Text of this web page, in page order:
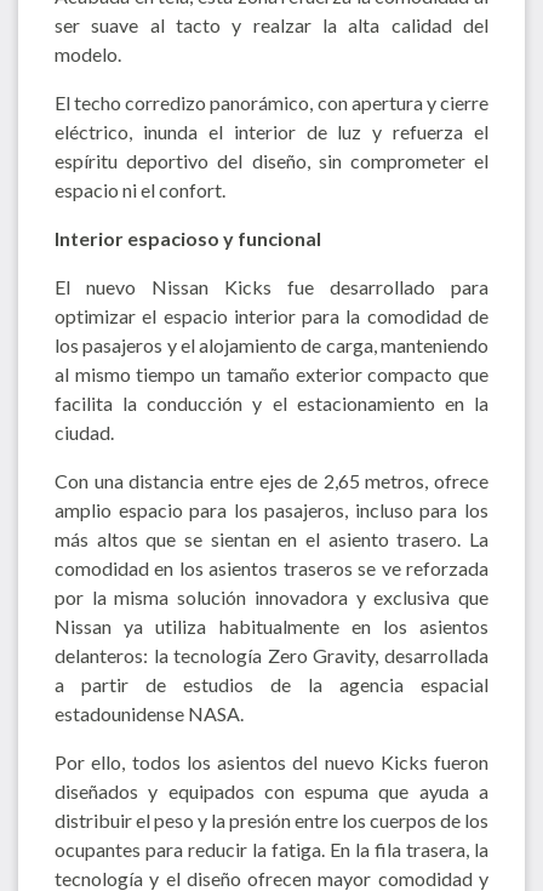
ser suave al tacto y realzar la alta calidad del
modelo.
El techo corredizo panorámico, con apertura y cierre
eléctrico, inunda el interior de luz y refuerza el
espíritu deportivo del diseño, sin comprometer el
espacio ni el confort.
Interior espacioso y funcional
El nuevo Nissan Kicks fue desarrollado para
optimizar el espacio interior para la comodidad de
los pasajeros y el alojamiento de carga, manteniendo
al mismo tiempo un tamaño exterior compacto que
facilita la conducción y el estacionamiento en la
ciudad.
Con una distancia entre ejes de 2,65 metros, ofrece
amplio espacio para los pasajeros, incluso para los
más altos que se sientan en el asiento trasero. La
comodidad en los asientos traseros se ve reforzada
por la misma solución innovadora y exclusiva que
Nissan ya utiliza habitualmente en los asientos
delanteros: la tecnología Zero Gravity, desarrollada
a partir de estudios de la agencia espacial
estadounidense NASA.
Por ello, todos los asientos del nuevo Kicks fueron
diseñados y equipados con espuma que ayuda a
distribuir el peso y la presión entre los cuerpos de los
ocupantes para reducir la fatiga. En la fila trasera, la
tecnología y el diseño ofrecen mayor comodidad y